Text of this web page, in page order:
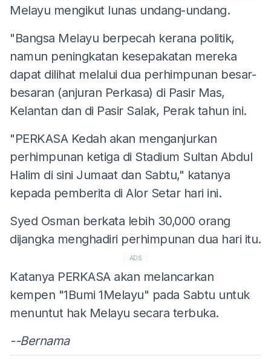
Melayu mengikut lunas undang-undang.
"Bangsa Melayu berpecah kerana politik,
namun peningkatan kesepakatan mereka
dapat dilihat melalui dua perhimpunan besar-
besaran (anjuran Perkasa) di Pasir Mas,
Kelantan dan di Pasir Salak, Perak tahun ini.
"PERKASA Kedah akan menganjurkan
perhimpunan ketiga di Stadium Sultan Abdul
Halim di sini Jumaat dan Sabtu," katanya
kepada pemberita di Alor Setar hari ini.
Syed Osman berkata lebih 30,000 orang
dijangka menghadiri perhimpunan dua hari itu.
ADS
Katanya PERKASA akan melancarkan
kempen "1Bumi 1Melayu" pada Sabtu untuk
menuntut hak Melayu secara terbuka.
--Bernama